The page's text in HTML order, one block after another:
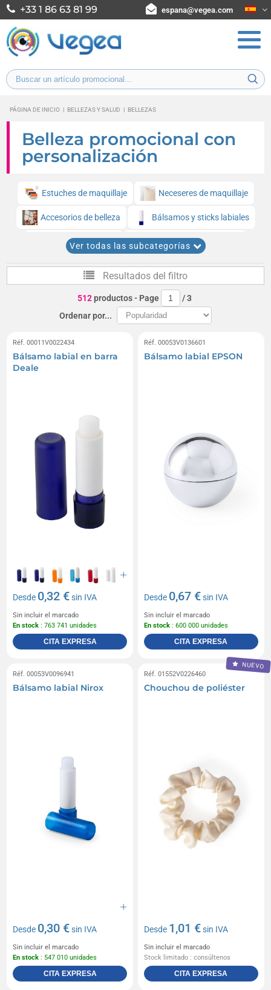
+33 1 86 63 81 99 espana@vegea.com
PÁGINA DE INICIO | BELLEZAS Y SALUD | BELLEZAS
Belleza promocional con
personalización
Estuches de maquillaje Neceseres de maquillaje
Accesorios de belleza Bálsamos y sticks labiales
Espejos de bolsillo Accesorios de maquillaje
Protectores solares Estuches transparentes
Cuidados de uñas
Vaporizadores de perfume Juegos de manicura
Espejos de aumento Cepillos para el cabello
Limas de uñas Peines
Cortadoras de césped Afeitadoras
Planchas de pelo
Espejos iluminados Secadores de pelo
Ver todas las subcategorías
Resultados del filtro
512productos- Page /3
Ordenar por...
Réf. 00011V0022434
Bálsamo labial en barra
Deale
Desde 0,32 €sin IVA
Sin incluir el marcado
En stock : 763 741 unidades
CITA EXPRESA
Réf. 00053V0136601
Bálsamo labial EPSON
Desde 0,67 €sin IVA
Sin incluir el marcado
En stock : 600 000 unidades
CITA EXPRESA
Réf. 00053V0096941
Bálsamo labial Nirox
Desde 0,30 €sin IVA
Sin incluir el marcado
En stock : 547 010 unidades
CITA EXPRESA
NUEVO
Réf. 01552V0226460
Chouchou de poliéster
Desde 1,01 €sin IVA
Sin incluir el marcado
Stock limitado : consúltenos
CITA EXPRESA